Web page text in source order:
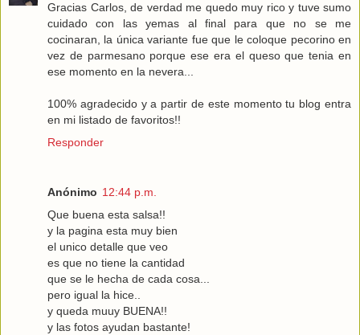
Gracias Carlos, de verdad me quedo muy rico y tuve sumo
cuidado con las yemas al final para que no se me
cocinaran, la única variante fue que le coloque pecorino en
vez de parmesano porque ese era el queso que tenia en
ese momento en la nevera...
100% agradecido y a partir de este momento tu blog entra
en mi listado de favoritos!!
Responder
Anónimo 12:44 p.m.
Que buena esta salsa!!
y la pagina esta muy bien
el unico detalle que veo
es que no tiene la cantidad
que se le hecha de cada cosa...
pero igual la hice..
y queda muuy BUENA!!
y las fotos ayudan bastante!